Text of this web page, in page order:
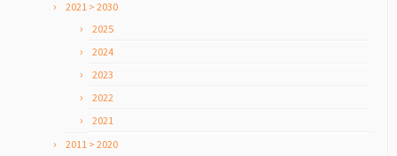
2021 > 2030
2025
2024
2023
2022
2021
2011 > 2020